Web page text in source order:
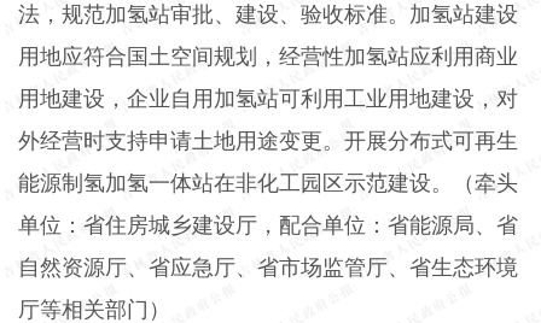
法，规范加氢站审批、建设、验收标准。加氢站建设
用地应符合国土空间规划，经营性加氢站应利用商业
用地建设，企业自用加氢站可利用工业用地建设，对
外经营时支持申请土地用途变更。开展分布式可再生
能源制氢加氢一体站在非化工园区示范建设。（牵头
单位：省住房城乡建设厅，配合单位：省能源局、省
自然资源厅、省应急厅、省市场监管厅、省生态环境
厅等相关部门）